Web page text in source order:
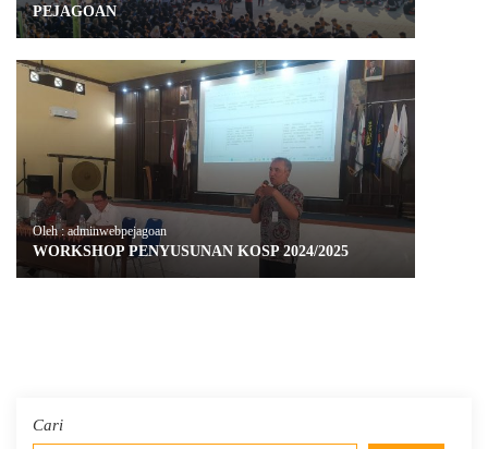
PEJAGOAN
Oleh : adminwebpejagoan
WORKSHOP PENYUSUNAN KOSP 2024/2025
Cari